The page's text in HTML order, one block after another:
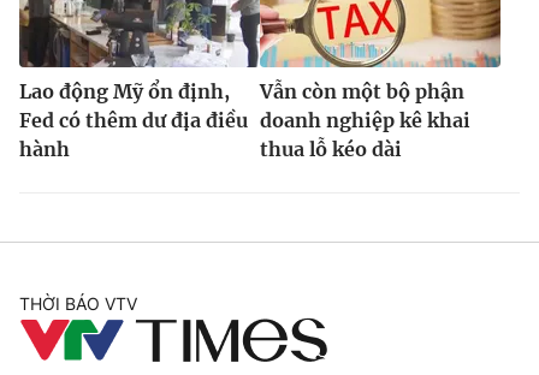
Lao động Mỹ ổn định,
Fed có thêm dư địa điều
hành
Vẫn còn một bộ phận
doanh nghiệp kê khai
thua lỗ kéo dài
THỜI BÁO VTV